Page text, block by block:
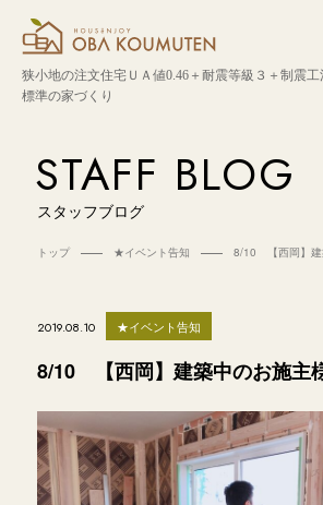
狭小地の注文住宅ＵＡ値0.46＋耐震等級３＋制震工
標準の家づくり
STAFF BLOG
スタッフブログ
トップ ★イベント告知 8/10 【西岡】建
2019.08.10 ★イベント告知
8/10 【西岡】建築中のお施主